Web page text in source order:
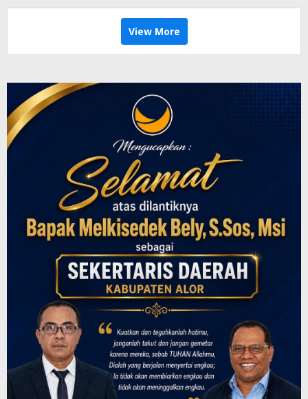
View More